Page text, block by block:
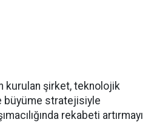
kurulan şirket, teknolojik
büyüme stratejisiyle
rekabeti artırmayı